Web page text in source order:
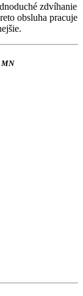
zdvíhanie
obsluha pracuje
MN